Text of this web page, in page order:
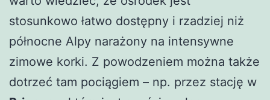
stosunkowo łatwo dostępny i rzadziej niż
północne Alpy narażony na intensywne
zimowe korki. Z powodzeniem można także
dotrzeć tam pociągiem – np. przez stację w